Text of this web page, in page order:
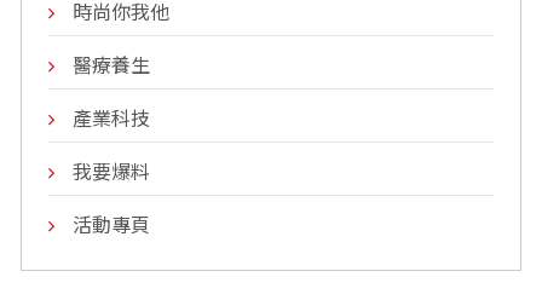
時尚你我他
醫療養生
產業科技
我要爆料
活動專頁